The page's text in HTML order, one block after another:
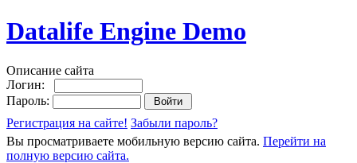
Datalife Engine Demo
Описание сайта
Логин:
Пароль:
Регистрация на сайте! Забыли пароль?
Вы просматриваете мобильную версию сайта. Перейти на
полную версию сайта.